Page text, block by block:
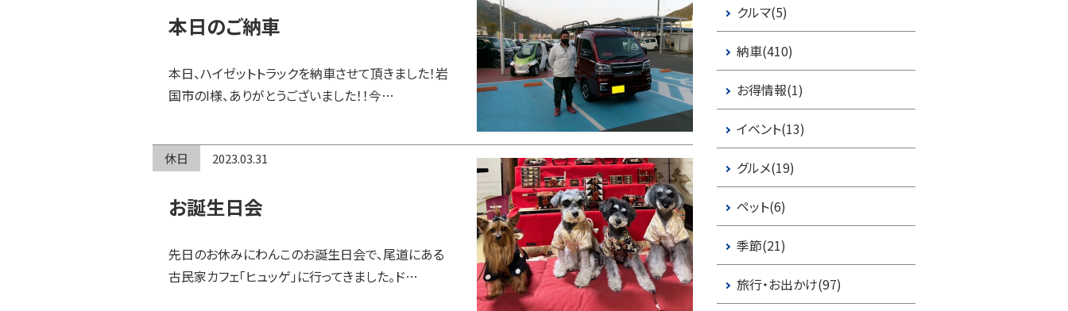
本日のご納車
本日、ハイゼットトラックを納車させて頂きました！岩
国市のI様、ありがとうございました！！今…
休日 2023.03.31
お誕生日会
先日のお休みにわんこのお誕生日会で、尾道にある
古民家カフェ「ヒュッゲ」に行ってきました。ド…
クルマ(5)
納車(410)
お得情報(1)
イベント(13)
グルメ(19)
ペット(6)
季節(21)
旅行・お出かけ(97)